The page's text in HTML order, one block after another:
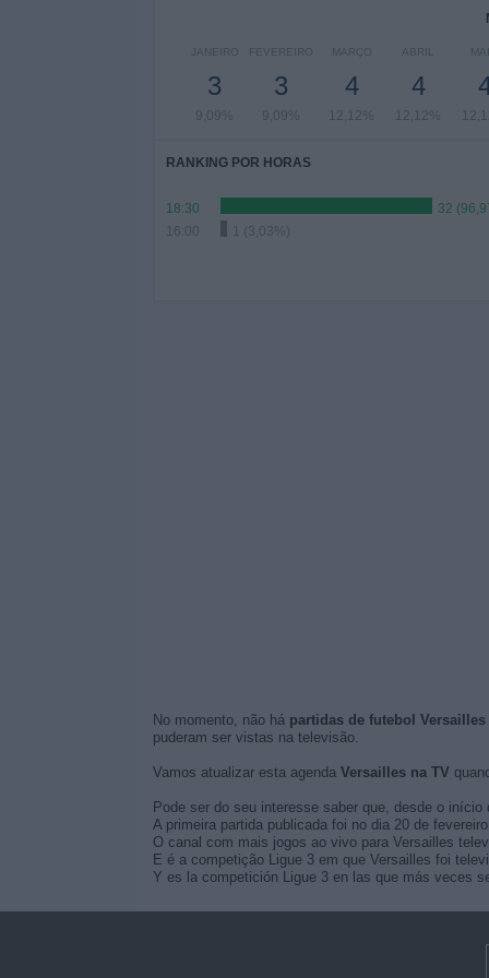
JANEIRO
3
9,09%
FEVEREIRO
3
9,09%
MARÇO
4
12,12%
ABRIL
4
12,12%
RANKING POR HORAS
18:30
32
16:00
1 (3,03%)
No momento, não há partidas de futebol
puderam ser vistas na televisão.
Vamos atualizar esta agenda Versailles na TV
Pode ser do seu interesse saber que, desde o início
A primeira partida publicada foi no dia 20 de
O canal com mais jogos ao vivo para Versailles
E é a competição Ligue 3 em que Versailles foi
Y es la competición Ligue 3 en las que más veces